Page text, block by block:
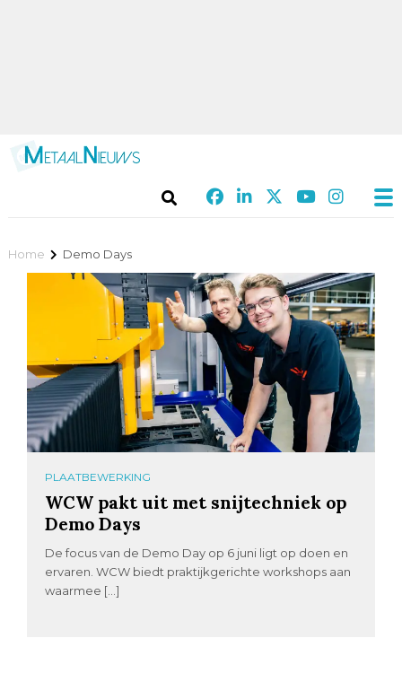
Home Demo Days
PLAATBEWERKING
WCW pakt uit met snijtechniek op
Demo Days
De focus van de Demo Day op 6 juni ligt op doen en
ervaren. WCW biedt praktijkgerichte workshops aan
waarmee […]